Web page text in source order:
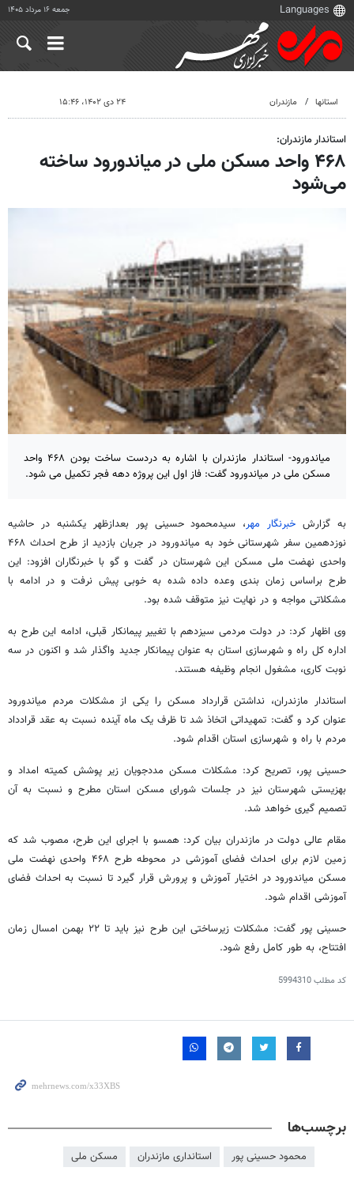
جمعه ۱۶ مرداد ۱۴۰۵
استانها مازندران ۲۴ دی ۱۴۰۲، ۱۵:۴۶
استاندار مازندران:
۴۶۸ واحد مسکن ملی در میاندورود ساخته
می‌شود
میاندورود- استاندار مازندران با اشاره به دردست ساخت بودن ۴۶۸ واحد
مسکن ملی در میاندورود گفت: فاز اول این پروژه دهه فجر تکمیل می شود.
به گزارشخبرنگار مهر، سیدمحمود حسینی پور بعدازظهر یکشنبه در حاشیه
نوزدهمین سفر شهرستانی خود به میاندورود در جریان بازدید از طرح احداث ۴۶۸
واحدی نهضت ملی مسکن این شهرستان در گفت و گو با خبرنگاران افزود: این
طرح براساس زمان بندی وعده داده شده به خوبی پیش نرفت و در ادامه با
مشکلاتی مواجه و در نهایت نیز متوقف شده بود.
وی اظهار کرد: در دولت مردمی سیزدهم با تغییر پیمانکار قبلی، ادامه این طرح به
اداره کل راه و شهرسازی استان به عنوان پیمانکار جدید واگذار شد و اکنون در سه
نوبت کاری، مشغول انجام وظیفه هستند.
استاندار مازندران، نداشتن قرارداد مسکن را یکی از مشکلات مردم میاندورود
عنوان کرد و گفت: تمهیداتی اتخاذ شد تا ظرف یک ماه آینده نسبت به عقد قرادداد
مردم با راه و شهرسازی استان اقدام شود.
حسینی پور، تصریح کرد: مشکلات مسکن مددجویان زیر پوشش کمیته امداد و
بهزیستی شهرستان نیز در جلسات شورای مسکن استان مطرح و نسبت به آن
تصمیم گیری خواهد شد.
مقام عالی دولت در مازندران بیان کرد: همسو با اجرای این طرح، مصوب شد که
زمین لازم برای احداث فضای آموزشی در محوطه طرح ۴۶۸ واحدی نهضت ملی
مسکن میاندورود در اختیار آموزش و پرورش قرار گیرد تا نسبت به احداث فضای
آموزشی اقدام شود.
حسینی پور گفت: مشکلات زیرساختی این طرح نیز باید تا ۲۲ بهمن امسال زمان
افتتاح، به طور کامل رفع شود.
کد مطلب5994310
برچسب‌ها
محمود حسینی پور استانداری مازندران مسکن ملی